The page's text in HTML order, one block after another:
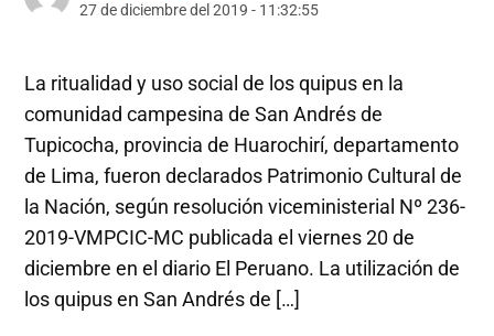
27 de diciembre del 2019 - 11:32:55
La ritualidad y uso social de los quipus en la
comunidad campesina de San Andrés de
Tupicocha, provincia de Huarochirí, departamento
de Lima, fueron declarados Patrimonio Cultural de
la Nación, según resolución viceministerial Nº 236-
2019-VMPCIC-MC publicada el viernes 20 de
diciembre en el diario El Peruano. La utilización de
los quipus en San Andrés de […]